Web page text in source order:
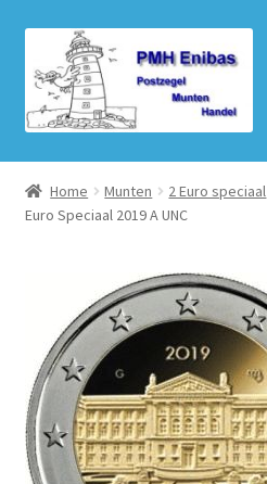
door
naar
navigatie
naar
de
inhoud
Home
Beurzen
Winkelmand
Afrekenen
Mijn account
Home Munten 2 Euro speciaal
Euro Speciaal 2019 A UNC